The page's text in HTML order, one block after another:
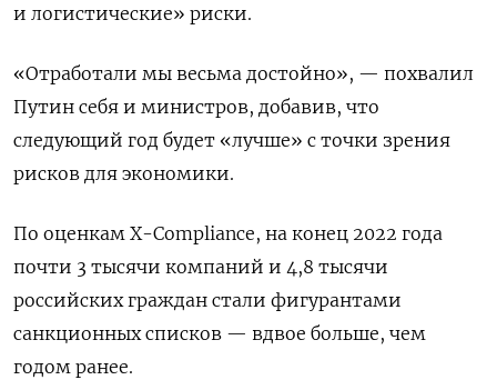
и логистические» риски.
«Отработали мы весьма достойно», — похвалил
Путин себя и министров, добавив, что
следующий год будет «лучше» с точки зрения
рисков для экономики.
По оценкам X-Compliance, на конец 2022 года
почти 3 тысячи компаний и 4,8 тысячи
российских граждан стали фигурантами
санкционных списков — вдвое больше, чем
годом ранее.